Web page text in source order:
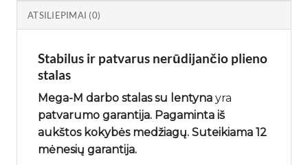
ATSILIEPIMAI (0)
Stabilus ir patvarus nerūdijančio plieno
stalas
Mega-M darbo stalas su lentyna yra
patvarumo garantija. Pagaminta iš
aukštos kokybės medžiagų. Suteikiama 12
mėnesių garantija.